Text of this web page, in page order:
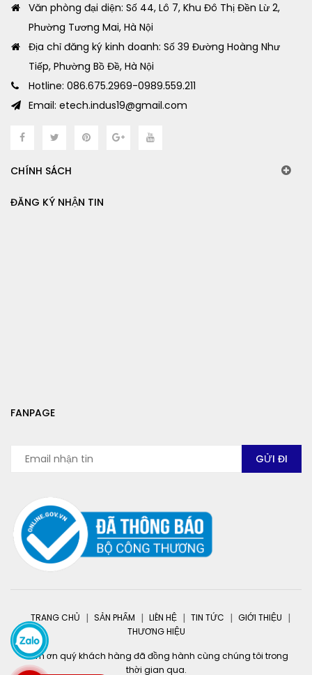
Văn phòng đại diện: Số 44, Lô 7, Khu Đô Thị Đền Lừ 2,
Phường Tương Mai, Hà Nội
Địa chỉ đăng ký kinh doanh: Số 39 Đường Hoàng Như
Tiếp, Phường Bồ Đề, Hà Nội
Hotline: 086.675.2969-0989.559.211
Email: etech.indus19@gmail.com
CHÍNH SÁCH
ĐĂNG KÝ NHẬN TIN
FANPAGE
TRANG CHỦ SẢN PHẨM LIÊN HỆ TIN TỨC
GIỚI THIỆU
THƯƠNG HIỆU
Cảm ơn quý khách hàng đã đồng hành cùng chúng tôi trong
thời gian qua.